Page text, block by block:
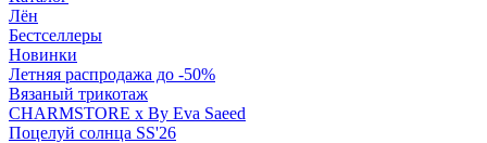
Лён
Бестселлеры
Новинки
Летняя распродажа до -50%
Вязаный трикотаж
CHARMSTORE х By Eva Saeed
Поцелуй солнца SS'26